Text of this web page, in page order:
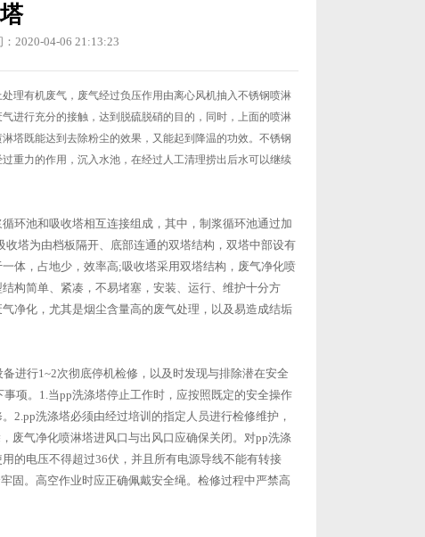
2020-04-06 21:13:23
理有机废气，废气经过负压作用由离心风机抽入不锈钢喷淋
进行充分的接触，达到脱硫脱硝的目的，同时，上面的喷淋
塔既能达到去除粉尘的效果，又能起到降温的功效。不锈钢
重力的作用，沉入水池，在经过人工清理捞出后水可以继续
环池和吸收塔相互连接组成，其中，制浆循环池通过加
塔为由档板隔开、底部连通的双塔结构，双塔中部设有
体，占地少，效率高;吸收塔采用双塔结构，废气净化喷
构简单、紧凑，不易堵塞，安装、运行、维护十分方
净化，尤其是烟尘含量高的废气处理，以及易造成结垢
进行1~2次彻底停机检修，以及时发现与排除潜在安全
项。1.当pp洗涤塔停止工作时，应按照既定的安全操作
2.pp洗涤塔必须由经过培训的指定人员进行检修维护，
废气净化喷淋塔进风口与出风口应确保关闭。对pp洗涤
的电压不得超过36伏，并且所有电源导线不能有转接
固。高空作业时应正确佩戴安全绳。检修过程中严禁高